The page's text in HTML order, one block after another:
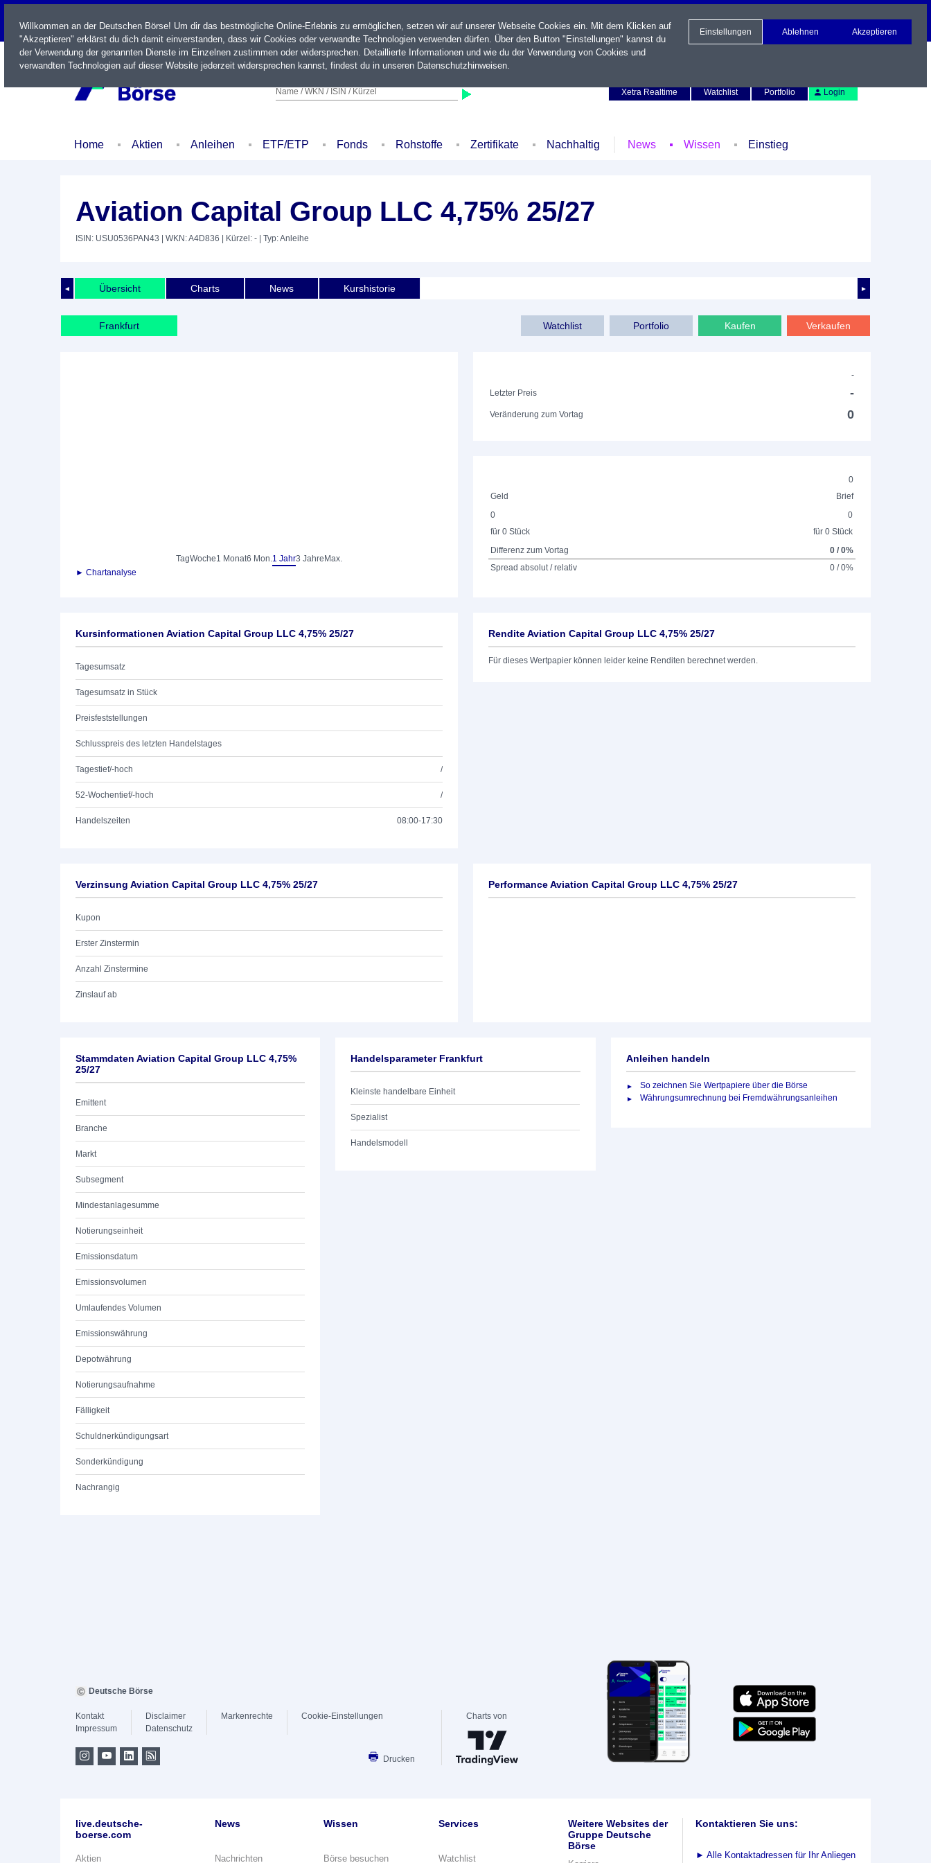
LIVE
Name / WKN / ISIN / Kürzel
Xetra Realtime
Watchlist Portfolio Login
Home Aktien Anleihen ETF/ETP Fonds Rohstoffe Zertifikate Nachhaltig News Wissen Einstieg
Aviation Capital Group LLC 4,75% 25/27
ISIN: USU0536PAN43 | WKN: A4D836 | Kürzel: - | Typ: Anleihe
◄ ►
Übersicht Charts News Kurshistorie
Frankfurt Verkaufen
Kaufen
Portfolio
Watchlist
TagWoche1 Monat6 Mon.1 Jahr3 Jahre Max.
► Chartanalyse
-
Letzter Preis
-
Veränderung zum Vortag 0
0
Geld
Brief
0
für 0 Stück
0
für 0 Stück
Differenz zum Vortag
0 / 0%
Spread absolut / relativ
0 / 0%
Kursinformationen Aviation Capital Group LLC 4,75% 25/27
Tagesumsatz
Tagesumsatz in Stück
Preisfeststellungen
Schlusspreis des letzten Handelstages
Tagestief/-hoch /
52-Wochentief/-hoch /
Handelszeiten 08:00-17:30
Rendite Aviation Capital Group LLC 4,75% 25/27
Für dieses Wertpapier können leider keine Renditen berechnet werden.
Verzinsung Aviation Capital Group LLC 4,75% 25/27
Kupon
Erster Zinstermin
Anzahl Zinstermine
Zinslauf ab
Performance Aviation Capital Group LLC 4,75% 25/27
Stammdaten Aviation Capital Group LLC 4,75%
25/27
Emittent
Branche
Markt
Subsegment
Mindestanlagesumme
Notierungseinheit
Emissionsdatum
Emissionsvolumen
Umlaufendes Volumen
Emissionswährung
Depotwährung
Notierungsaufnahme
Fälligkeit
Schuldnerkündigungsart
Sonderkündigung
Nachrangig
Handelsparameter Frankfurt
Kleinste handelbare Einheit
Spezialist
Handelsmodell
Anleihen handeln
So zeichnen Sie Wertpapiere über die Börse
Währungsumrechnung bei Fremdwährungsanleihen
Willkommen an der Deutschen Börse! Um dir das bestmögliche Online-Erlebnis zu ermöglichen, setzen wir auf unserer Webseite Cookies ein. Mit dem Klicken auf
"Akzeptieren" erklärst du dich damit einverstanden, dass wir Cookies oder verwandte Technologien verwenden dürfen. Über den Button "Einstellungen" kannst du
der Verwendung der genannten Dienste im Einzelnen zustimmen oder widersprechen. Detaillierte Informationen und wie du der Verwendung von Cookies und
verwandten Technologien auf dieser Website jederzeit widersprechen kannst, findest du in unseren Datenschutzhinweisen.
Einstellungen Ablehnen Akzeptieren
Deutsche Börse
Kontakt
Impressum
Disclaimer
Datenschutz
Markenrechte Cookie-Einstellungen
Drucken
Charts von
live.deutsche-
boerse.com
Aktien
News
Nachrichten
Wissen
Börse besuchen
Services
Watchlist
Weitere Websites der
Gruppe Deutsche
Börse
Kontaktieren Sie uns:
► Alle Kontaktadressen für Ihr Anliegen